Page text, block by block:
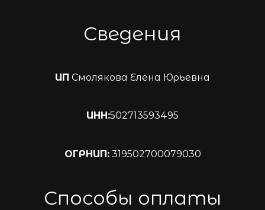
Сведения
ИП Смолякова Елена Юрьевна
ИНН:502713593495
ОГРНИП:319502700079030
Способы оплаты